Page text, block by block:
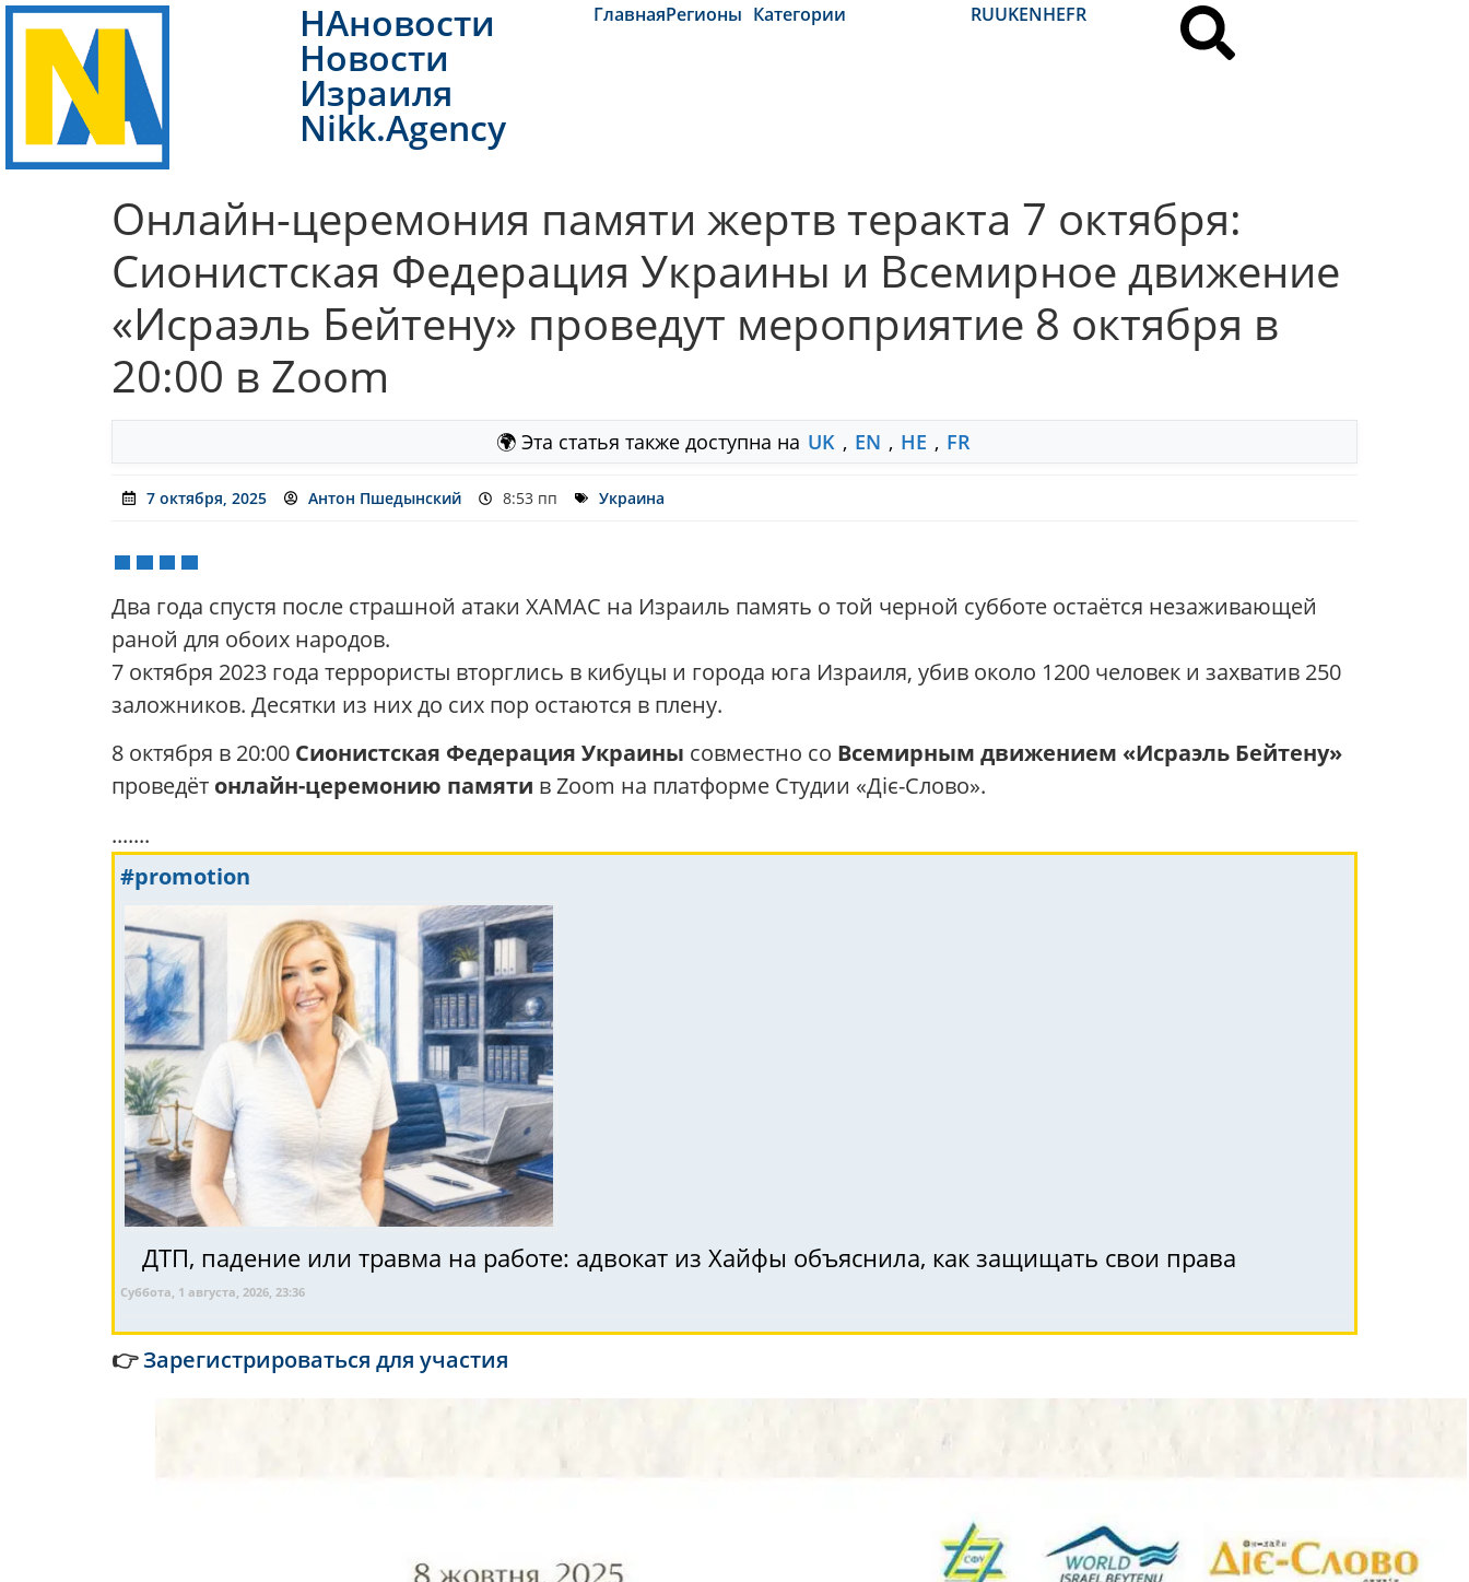
НАновости
Новости
Израиля
Nikk.Agency
ГлавнаяРегионы Категории RUUKENHEFR
Онлайн-церемония памяти жертв теракта 7 октября:
Сионистская Федерация Украины и Всемирное движение
«Исраэль Бейтену» проведут мероприятие 8 октября в
20:00 в Zoom
🌍 Эта статья также доступна на UK , EN , HE , FR
7 октября, 2025 Антон Пшедынский 8:53 пп Украина
Два года спустя после страшной атаки ХАМАС на Израиль память о той черной субботе остаётся незаживающей
раной для обоих народов.
7 октября 2023 года террористы вторглись в кибуцы и города юга Израиля, убив около 1200 человек и захватив 250
заложников. Десятки из них до сих пор остаются в плену.
8 октября в 20:00 Сионистская Федерация Украины совместно со Всемирным движением «Исраэль Бейтену»
проведёт онлайн-церемонию памяти в Zoom на платформе Студии «Діє-Слово».
.......
#promotion
ДТП, падение или травма на работе: адвокат из Хайфы объяснила, как защищать свои права
Суббота, 1 августа, 2026, 23:36
👉Зарегистрироваться для участия